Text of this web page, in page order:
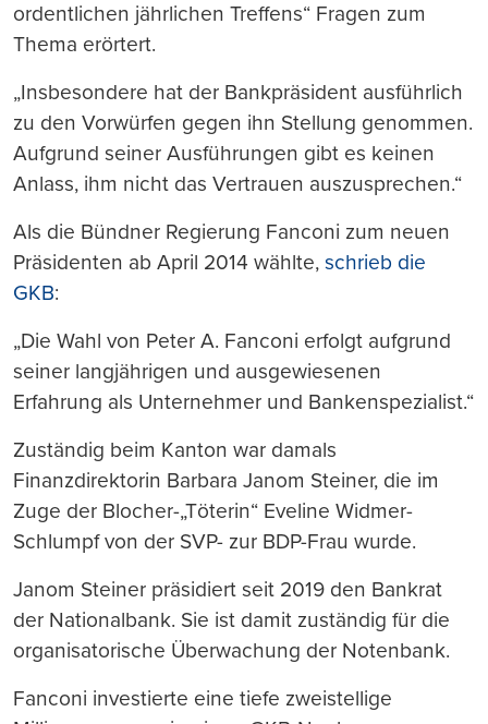
ordentlichen jährlichen Treffens“ Fragen zum
Thema erörtert.
„Insbesondere hat der Bankpräsident ausführlich
zu den Vorwürfen gegen ihn Stellung genommen.
Aufgrund seiner Ausführungen gibt es keinen
Anlass, ihm nicht das Vertrauen auszusprechen.“
Als die Bündner Regierung Fanconi zum neuen
Präsidenten ab April 2014 wählte, schrieb die
GKB:
„Die Wahl von Peter A. Fanconi erfolgt aufgrund
seiner langjährigen und ausgewiesenen
Erfahrung als Unternehmer und Bankenspezialist.“
Zuständig beim Kanton war damals
Finanzdirektorin Barbara Janom Steiner, die im
Zuge der Blocher-„Töterin“ Eveline Widmer-
Schlumpf von der SVP- zur BDP-Frau wurde.
Janom Steiner präsidiert seit 2019 den Bankrat
der Nationalbank. Sie ist damit zuständig für die
organisatorische Überwachung der Notenbank.
Fanconi investierte eine tiefe zweistellige